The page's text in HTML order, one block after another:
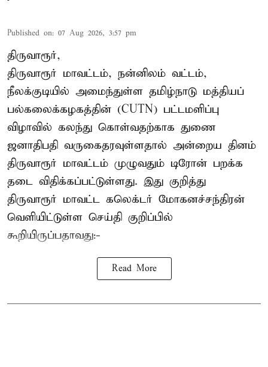
Published on: 07 Aug 2026, 3:57 pm
திருவாரூர்,
திருவாரூர் மாவட்டம், நன்னிலம் வட்டம்,
நீலக்குடியில் அமைந்துள்ள தமிழ்நாடு மத்தியப்
பல்கலைக்கழகத்தின் (CUTN) பட்டமளிப்பு
விழாவில் கலந்து கொள்வதற்காக துணை
ஜனாதிபதி வருகைதரவுள்ளதால் அன்றைய தினம்
திருவாரூர் மாவட்டம் முழுவதும் டிரோன் பறக்க
தடை விதிக்கப்பட்டுள்ளது. இது குறித்து
திருவாரூர் மாவட்ட கலெக்டர் மோகனச்சந்திரன்
வெளியிட்டுள்ள செய்தி குறிப்பில்
கூறியிருப்பதாவது:-
Read More